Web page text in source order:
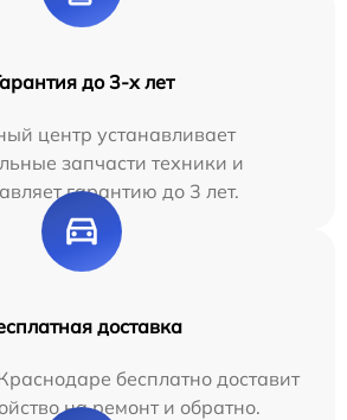
до 3-х лет
центр устанавливает
запчасти техники и
гарантию до 3 лет.
доставка
бесплатно доставит
на ремонт и обратно.